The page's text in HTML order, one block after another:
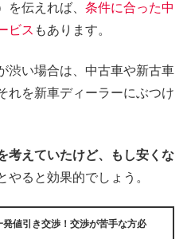
を伝えれば、 条件に合った中
ビス もあります。
渋い場合は、中古車や新古車
れを新車ディーラーにぶつけ
考えていたけど、もし安くな
やると効果的でしょう。
発値引き交渉！交渉が苦手な方必